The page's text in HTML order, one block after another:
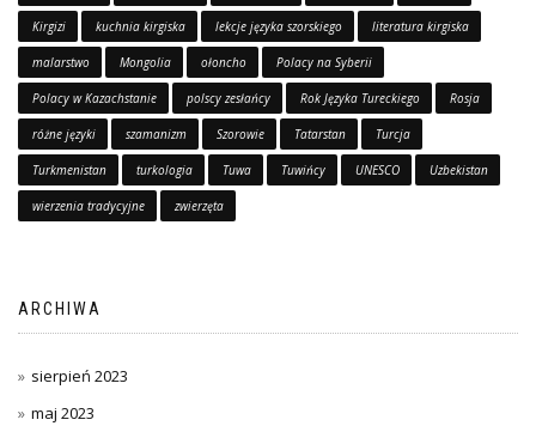
Kirgizi kuchnia kirgiska lekcje języka szorskiego literatura kirgiska
malarstwo Mongolia ołoncho Polacy na Syberii
Polacy w Kazachstanie polscy zesłańcy Rok Języka Tureckiego Rosja
różne języki szamanizm Szorowie Tatarstan Turcja
Turkmenistan turkologia Tuwa Tuwińcy UNESCO Uzbekistan
wierzenia tradycyjne zwierzęta
ARCHIWA
sierpień 2023
maj 2023